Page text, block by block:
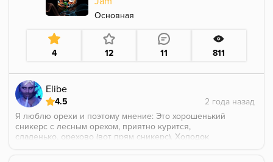
Основная
4 12 11 811
Elibe
4.5
Я люблю орехи и поэтому мнение: Это хорошенький
сникерс с лесным орехом, приятно курится,
сладенько, орехово (вот прям сникерс). Холодок